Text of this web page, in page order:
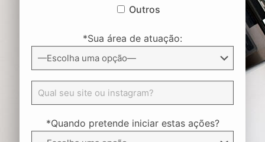
Outros
*Sua área de atuação:
*Quando pretende iniciar estas ações?